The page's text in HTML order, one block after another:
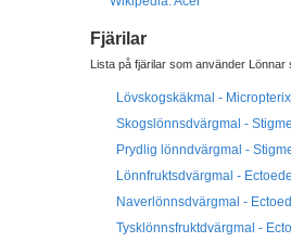
Fjärilar
Lista på fjärilar som använder
Lövskogskäkmal -
Skogslönnsdvärgmal -
Prydlig lönndvärgmal -
Lönnfruktsdvärgmal -
Naverlönnsdvärgmal -
Tysklönnsfruktdvärgmal -